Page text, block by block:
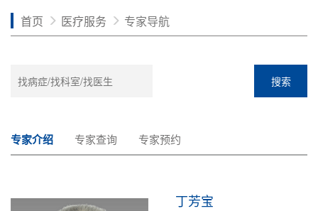
首页 医疗服务 专家导航
搜索
专家介绍 专家查询 专家预约
丁芳宝